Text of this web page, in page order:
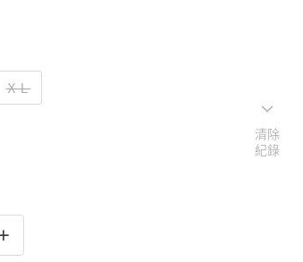
ＸＬ
清除
紀錄